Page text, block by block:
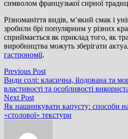
символом французької сирної
Різноманіття видів, м’який смак і
зробили брі популярним у різних
сприймається як приклад того, як
виробництва можуть зберігати
гастрономії.
Навігація
записів
Previous PostPrevious
post:
Види солі: класична, йодована та
властивості та особливості
Next PostNext
post:
Як нашинкувати капусту: способи
«столової» текстури